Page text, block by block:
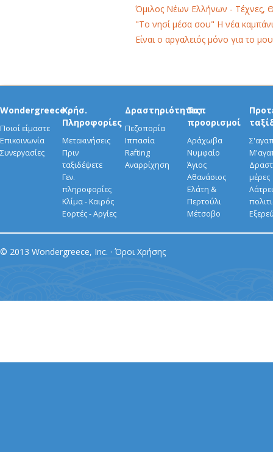
Όμιλος Νέων Ελλήνων - Τέχνες,
"Το νησί μέσα σου" Η νέα
Είναι ο αργαλειός μόνο για το
Wondergreece
Ποιοί είμαστε
Επικοινωνία
Συνεργασίες
Χρήσ.
Πληροφορίες
Μετακινήσεις
Πριν
ταξιδέψετε
Γεν.
πληροφορίες
Κλίμα - Καιρός
Εορτές - Αργίες
Δραστηριότητες
Πεζοπορία
Ιππασία
Rafting
Αναρρίχηση
Τοπ
προορισμοί
Αράχωβα
Νυμφαίο
Άγιος
Αθανάσιος
Ελάτη &
Περτούλι
Μέτσοβο
μέρες
© 2013 Wondergreece, Inc. · Όροι Χρήσης